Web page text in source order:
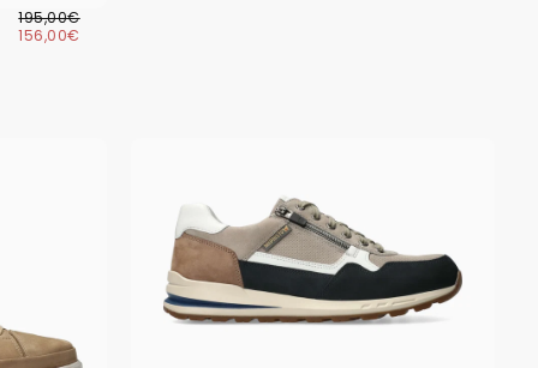
156,00€
PRECIO
REGULAR
195,00€PRECIO
156,00€